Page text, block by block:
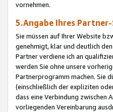
vornehmen.
5.Angabe Ihres
Sie müssen auf Ihrer Website
genehmigt, klar und deutlich
Partner verdiene ich an
werden Sie ohne unsere
Partnerprogramm machen. Sie
(einschließlich der expliziten
dass eine Verbindung zwischen
vorliegenden Vereinbarung